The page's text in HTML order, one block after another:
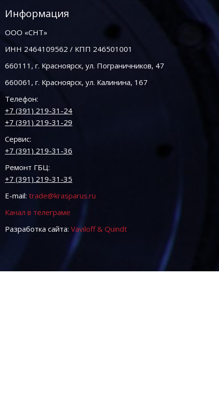
Информация
ООО «СНТ»
ИНН 2464109562 / КПП 246501001
660111, г. Красноярск, ул. Пограничников, 47
660061, г. Красноярск, ул. Калинина, 167
Телефон:
+7 (391) 219-31-24
+7 (391) 219-31-29
Сервис:
+7 (391) 219-31-36
Ремонт ГБЦ:
+7 (391) 219-31-35
E-mail: trade@krasparus.ru
Канал в телеграме
Разработка сайта: Vaviloff & Quindt